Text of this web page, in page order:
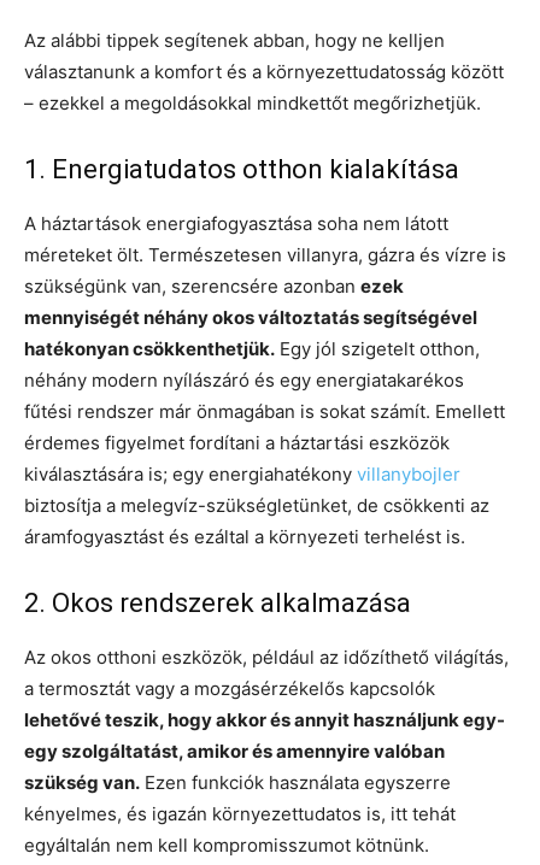
Az alábbi tippek segítenek abban, hogy ne kelljen
választanunk a komfort és a környezettudatosság között
– ezekkel a megoldásokkal mindkettőt megőrizhetjük.
1. Energiatudatos otthon kialakítása
A háztartások energiafogyasztása soha nem látott
méreteket ölt. Természetesen villanyra, gázra és vízre is
szükségünk van, szerencsére azonban ezek
mennyiségét néhány okos változtatás segítségével
hatékonyan csökkenthetjük. Egy jól szigetelt otthon,
néhány modern nyílászáró és egy energiatakarékos
fűtési rendszer már önmagában is sokat számít. Emellett
érdemes figyelmet fordítani a háztartási eszközök
kiválasztására is; egy energiahatékony villanybojler
biztosítja a melegvíz-szükségletünket, de csökkenti az
áramfogyasztást és ezáltal a környezeti terhelést is.
2. Okos rendszerek alkalmazása
Az okos otthoni eszközök, például az időzíthető világítás,
a termosztát vagy a mozgásérzékelős kapcsolók
lehetővé teszik, hogy akkor és annyit használjunk egy-
egy szolgáltatást, amikor és amennyire valóban
szükség van. Ezen funkciók használata egyszerre
kényelmes, és igazán környezettudatos is, itt tehát
egyáltalán nem kell kompromisszumot kötnünk.